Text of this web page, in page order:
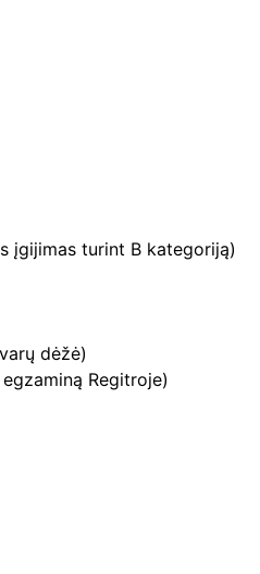
įgijimas turint B kategoriją)
dėžė)
Regitroje)